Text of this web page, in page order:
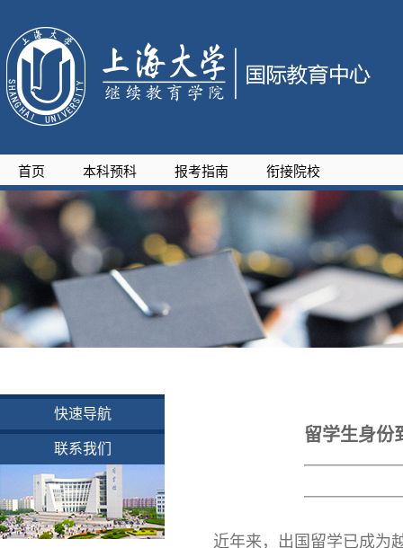
首页 本科预科 报考指南 衔接院校
快速导航
联系我们
留学生身份
近年来，出国留学已成为